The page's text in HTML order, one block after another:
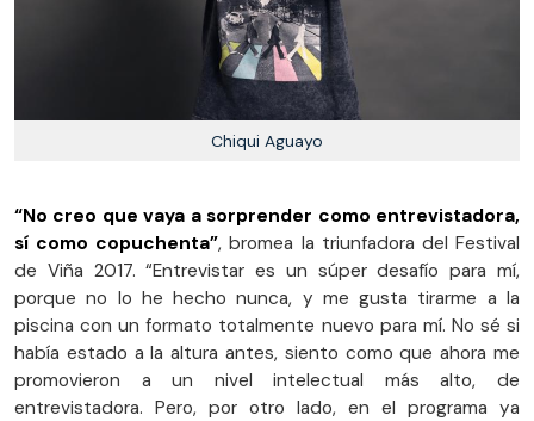
Chiqui Aguayo
“No creo que vaya a sorprender como entrevistadora,
sí como copuchenta”, bromea la triunfadora del Festival
de Viña 2017. “Entrevistar es un súper desafío para mí,
porque no lo he hecho nunca, y me gusta tirarme a la
piscina con un formato totalmente nuevo para mí. No sé si
había estado a la altura antes, siento como que ahora me
promovieron a un nivel intelectual más alto, de
entrevistadora. Pero, por otro lado, en el programa ya